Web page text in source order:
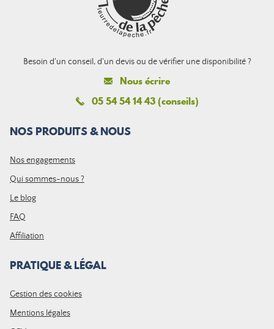
Besoin d'un conseil, d'un devis ou de vérifier une disponibilité ?
Nous écrire
05 54 54 14 43 (conseils)
NOS PRODUITS & NOUS
Nos engagements
Qui sommes-nous ?
Le blog
FAQ
Affiliation
PRATIQUE & LÉGAL
Gestion des cookies
Mentions légales